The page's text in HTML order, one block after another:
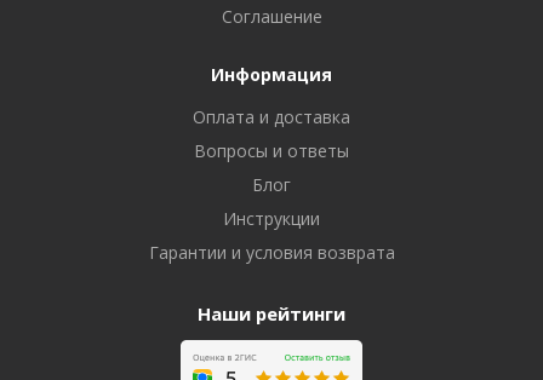
Соглашение
Информация
Оплата и доставка
Вопросы и ответы
Блог
Инструкции
Гарантии и условия возврата
Наши рейтинги